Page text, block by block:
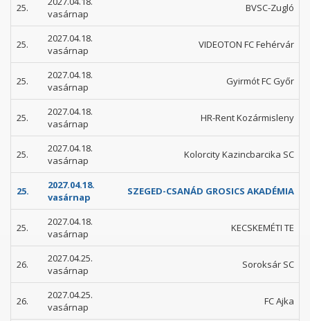
25.
vasárnap
BVSC-Zugló
25.
2027.04.18.
vasárnap
VIDEOTON FC Fehérvár
25.
2027.04.18.
vasárnap
Gyirmót FC Győr
25.
2027.04.18.
vasárnap
HR-Rent Kozármisleny
25.
2027.04.18.
vasárnap
Kolorcity Kazincbarcika SC
25.
2027.04.18.
vasárnap
SZEGED-CSANÁD GROSICS AKADÉMIA
25.
2027.04.18.
vasárnap
KECSKEMÉTI TE
26.
2027.04.25.
vasárnap
Soroksár SC
26.
2027.04.25.
vasárnap
FC Ajka